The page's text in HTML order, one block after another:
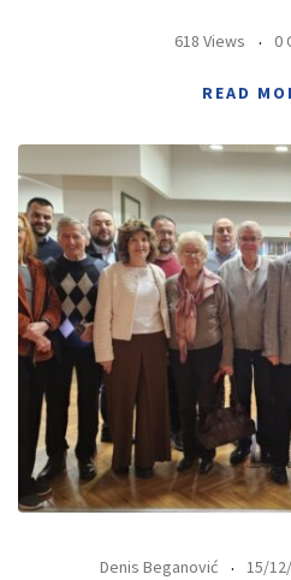
618 Views 0
READ
Denis Beganović 15/